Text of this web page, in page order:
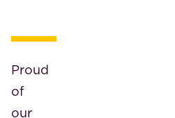
Proud
of
our